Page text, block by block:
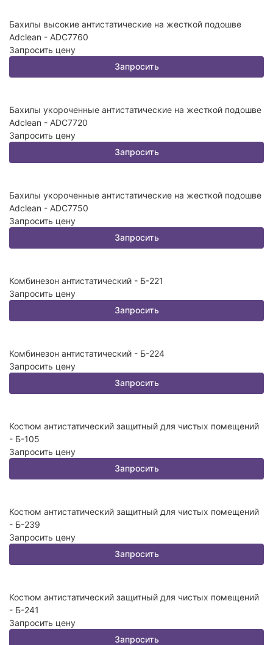
Бахилы высокие антистатические на жесткой подошве
Adclean - ADC7760
Запросить цену
Запросить
Бахилы укороченные антистатические на жесткой подошве
Adclean - ADC7720
Запросить цену
Запросить
Бахилы укороченные антистатические на жесткой подошве
Adclean - ADC7750
Запросить цену
Запросить
Комбинезон антистатический - Б-221
Запросить цену
Запросить
Комбинезон антистатический - Б-224
Запросить цену
Запросить
Костюм антистатический защитный для чистых помещений
- Б-105
Запросить цену
Запросить
Костюм антистатический защитный для чистых помещений
- Б-239
Запросить цену
Запросить
Костюм антистатический защитный для чистых помещений
- Б-241
Запросить цену
Запросить